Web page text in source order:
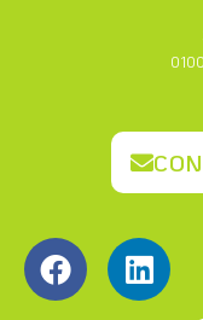
F
a
L
i